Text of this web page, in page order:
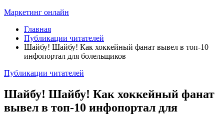
Маркетинг онлайн
Главная
Публикации читателей
Шайбу! Шайбу! Как хоккейный фанат вывел в топ-10
инфопортал для болельщиков
Публикации читателей
Шайбу! Шайбу! Как хоккейный фанат
вывел в топ-10 инфопортал для